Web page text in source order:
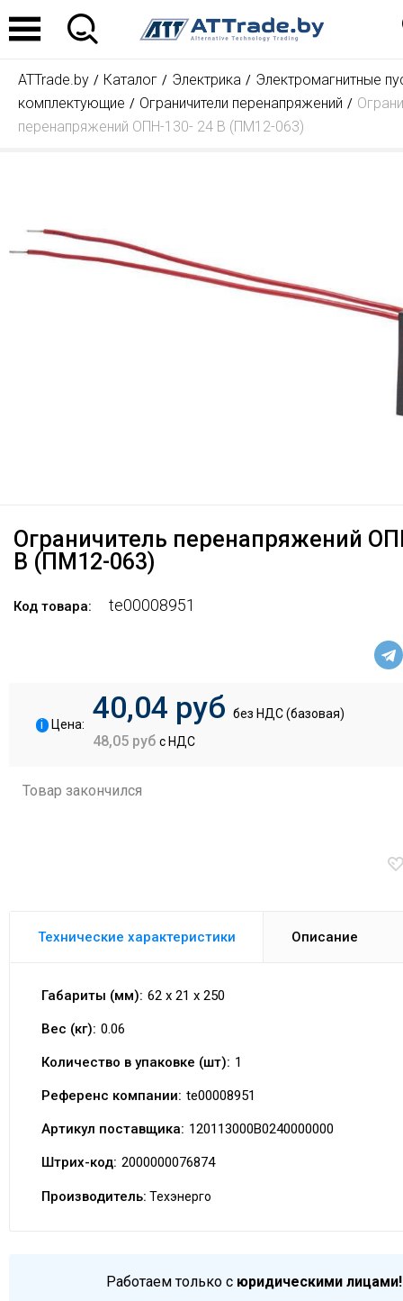
ATTrade.by Каталог Электрика
Электромагнитные
комплектующие
Ограничители перенапряжений
перенапряжений ОПН-130- 24 В (ПМ12-063)
Ограничитель перенапряжений
В (ПМ12-063)
Код товара: te00008951
i Цена: 40,04 руб без НДС (базовая)
48,05 руб с НДС
Товар закончился
Технические характеристики Описание
Габариты (мм): 62 x 21 x 250
Вес (кг): 0.06
Количество в упаковке (шт): 1
Референс компании: te00008951
Артикул поставщика: 120113000В0240000000
Штрих-код: 2000000076874
Производитель: Техэнерго
Работаем только с юридическими лицами!